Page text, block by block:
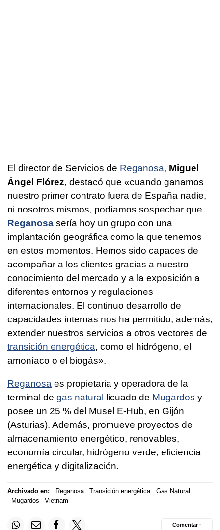
El director de Servicios de Reganosa, Miguel
Ángel Flórez, destacó que «cuando ganamos
nuestro primer contrato fuera de España nadie,
ni nosotros mismos, podíamos sospechar que
Reganosa sería hoy un grupo con una
implantación geográfica como la que tenemos
en estos momentos. Hemos sido capaces de
acompañar a los clientes gracias a nuestro
conocimiento del mercado y a la exposición a
diferentes entornos y regulaciones
internacionales. El continuo desarrollo de
capacidades internas nos ha permitido, además,
extender nuestros servicios a otros vectores de
transición energética, como el hidrógeno, el
amoníaco o el biogás».
Reganosa es propietaria y operadora de la
terminal de gas natural licuado de Mugardos y
posee un 25 % del Musel E-Hub, en Gijón
(Asturias). Además, promueve proyectos de
almacenamiento energético, renovables,
economía circular, hidrógeno verde, eficiencia
energética y digitalización.
Archivado en: Reganosa Transición energética
Gas Natural
Mugardos
Vietnam
Comentar ·